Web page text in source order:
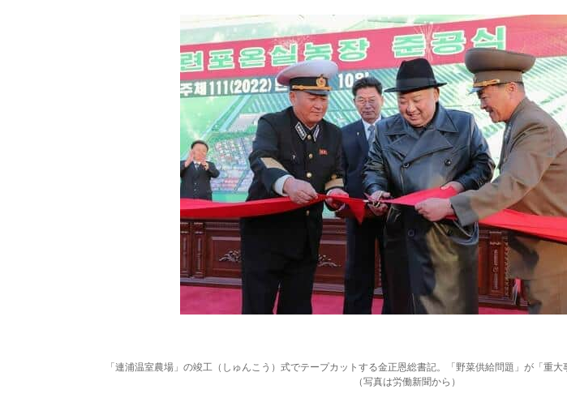
「連浦温室農場」の竣工（しゅんこう）式でテープカットする金正恩総書記。「野菜供給問題」が「重
（写真は労働新聞から）